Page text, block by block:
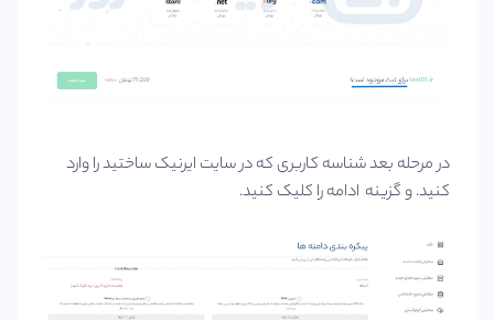
در مرحله بعد شناسه کاربری که در سایت ایرنیک ساختید را وارد
کنید. و گزینه ادامه را کلیک کنید.